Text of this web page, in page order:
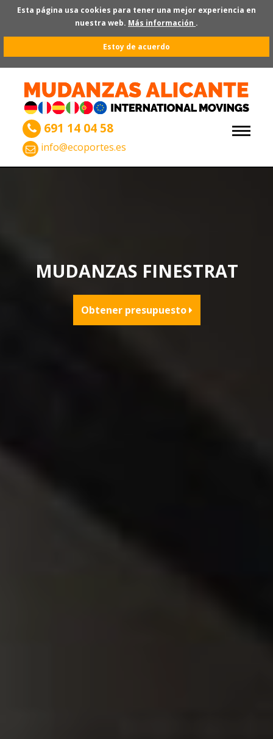
Esta página usa cookies para tener una mejor experiencia en
nuestra web. Más información .
Estoy de acuerdo
691 14 04 58
info@ecoportes.es
MUDANZAS FINESTRAT
Obtener presupuesto